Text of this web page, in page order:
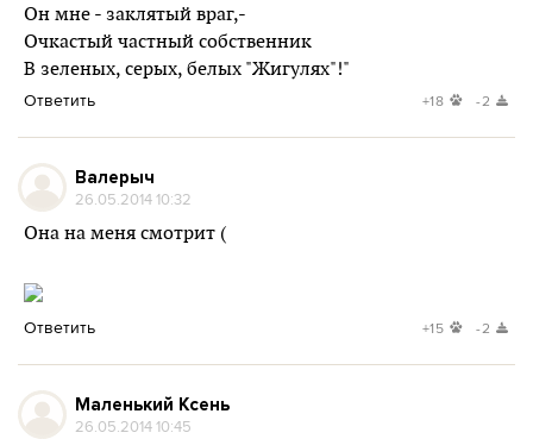
Он мне - заклятый враг,-
Очкастый частный собственник
В зеленых, серых, белых "Жигулях"!"
Ответить +18 -2
Валерыч
26.05.2014 10:32
Она на меня смотрит (
Ответить +15 -2
Маленький Ксень
26.05.2014 10:45